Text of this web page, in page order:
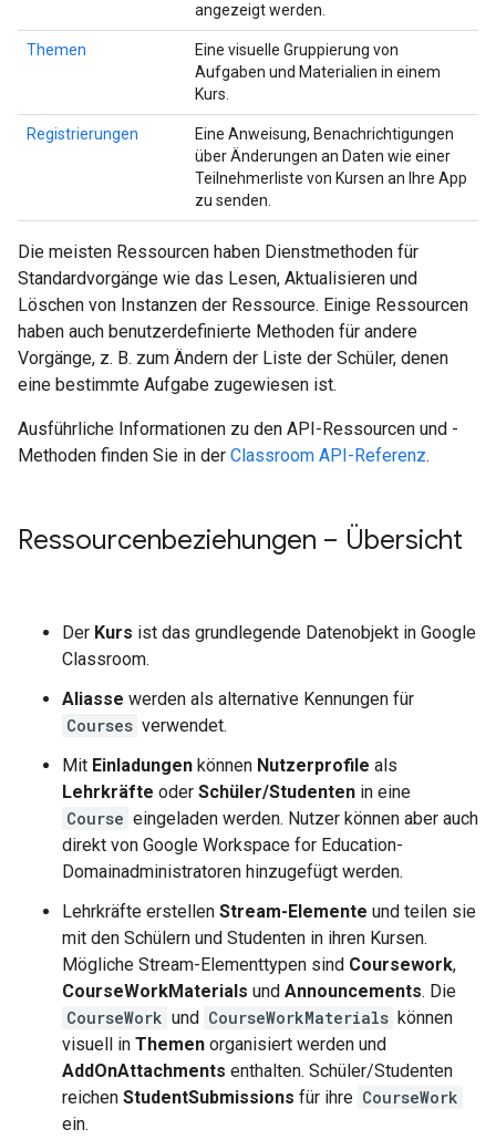
angezeigt werden.
Themen
Eine visuelle Gruppierung von
Aufgaben und Materialien in einem
Kurs.
Registrierungen
Eine Anweisung, Benachrichtigungen
über Änderungen an Daten wie einer
Teilnehmerliste von Kursen an Ihre App
zu senden.
Die meisten Ressourcen haben Dienstmethoden für
Standardvorgänge wie das Lesen, Aktualisieren und
Löschen von Instanzen der Ressource. Einige Ressourcen
haben auch benutzerdefinierte Methoden für andere
Vorgänge, z. B. zum Ändern der Liste der Schüler, denen
eine bestimmte Aufgabe zugewiesen ist.
Ausführliche Informationen zu den API-Ressourcen und -
Methoden finden Sie in der Classroom API-Referenz.
Ressourcenbeziehungen – Übersicht
Der Kurs ist das grundlegende Datenobjekt in Google
Classroom.
Aliasse werden als alternative Kennungen für
Courses verwendet.
Mit Einladungen können Nutzerprofile als
Lehrkräfte oder Schüler/Studenten in eine
Course eingeladen werden. Nutzer können aber auch
direkt von Google Workspace for Education-
Domainadministratoren hinzugefügt werden.
Lehrkräfte erstellen Stream-Elemente und teilen sie
mit den Schülern und Studenten in ihren Kursen.
Mögliche Stream-Elementtypen sind Coursework,
CourseWorkMaterials und Announcements. Die
CourseWork und CourseWorkMaterials können
visuell in Themen organisiert werden und
AddOnAttachments enthalten. Schüler/Studenten
reichen StudentSubmissions für ihre CourseWork
ein.